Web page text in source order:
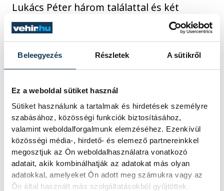
Beleegyezés Részletek A sütikről
Ez a weboldal sütiket használ
Sütiket használunk a tartalmak és hirdetések személyre
szabásához, közösségi funkciók biztosításához,
valamint weboldalforgalmunk elemzéséhez. Ezenkívül
közösségi média-, hirdető- és elemező partnereinkkel
megosztjuk az Ön weboldalhasználatra vonatkozó
adatait, akik kombinálhatják az adatokat más olyan
adatokkal, amelyeket Ön adott meg számukra vagy az
Ön által használt más szolgáltatásokból gyűjtöttek.
Lukács Péter három találattal és két
gólpasszal, Máthé Dominik egy góllal és
négy gólpasszal zárt az Elverumban, amely
23-23-as döntetlent játszott a Bergen
otthonában a norvég bajnokságban.
Ludmán Marcell háromszor talált a hálóba
a Frigoríficos del Morrazo együttesében,
amely 42-31-re kikapott a címvédő
Barcelona otthonában a spanyol
élvonalban.